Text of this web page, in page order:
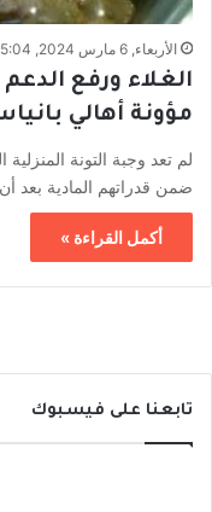
الأربعاء, 6 مارس 2024, 5:04 م
الغلاء ورفع
مؤونة أهالي
لم تعد وجبة التونة
ضمن قدراتهم المادية بعد
أكمل القراءة »
تابعنا على فيسبوك